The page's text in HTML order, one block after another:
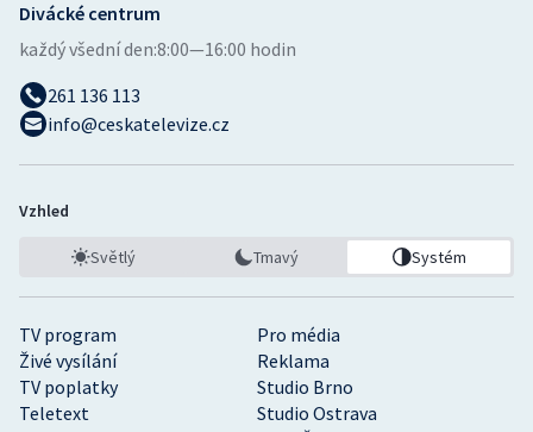
TV program
Pro média
Živé vysílání
Reklama
TV poplatky
Studio Brno
Teletext
Studio Ostrava
Divácké centrum
každý všední den:8:00—16:00 hodin
261 136 113
info@ceskatelevize.cz
Vzhled
Světlý Tmavý Systém